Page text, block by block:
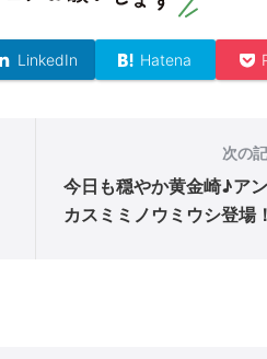
LinkedIn Hatena
次の
今日も穏やか黄金崎♪ア
カスミミノウミウシ登場